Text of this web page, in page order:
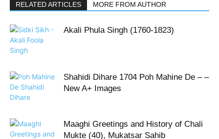
RELATED ARTICLES MORE FROM AUTHOR
Akali Phula Singh (1760-1823)
Shahidi Dihare 1704 Poh Mahine De – –
New A+ Images
Maaghi Greetings and History of Chali
Mukte (40), Mukatsar Sahib